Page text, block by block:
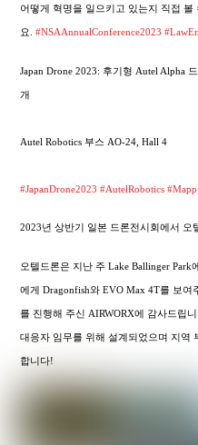
어떻게 혁명을 일으키고 있는지 직접 볼
요.#NSAAnnualConference2023
Japan Drone 2023: 후기형 Autel Alpha
개
Autel Robotics 부스 AO-24, Hall 4
#JapanDrone2023#AutelRobotics
2023년 상반기 일본 드론전시회에서
오텔드론은 지난 주 Lake Ballinger Park
에게 Dragonfish와 EVO Max 4T를 보
를 진행해 주신 AIRWORX에 감사드립
대응자 임무를 위해 설계되었으며 지역
합니다!